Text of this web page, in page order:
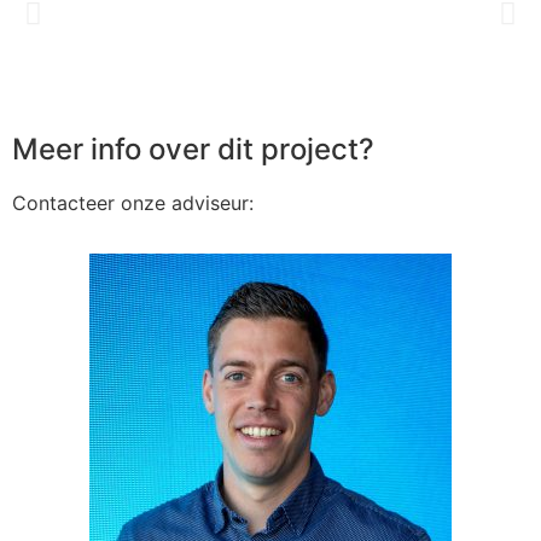
Meer info over dit project?
Contacteer onze adviseur: